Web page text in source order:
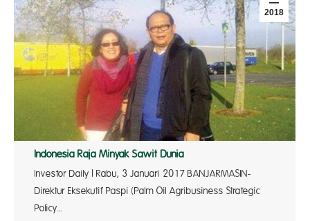
2018
Indonesia Raja Minyak Sawit Dunia
Investor Daily | Rabu, 3 Januari 2017 BANJARMASIN-
Direktur Eksekutif Paspi (Palm Oil Agribusiness Strategic
Policy…